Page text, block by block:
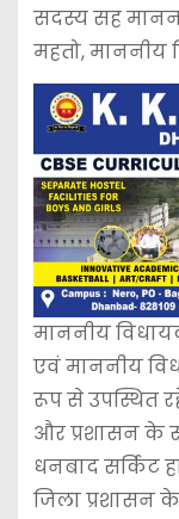
सदस्य सह
महतो, माननीय
माननीय
एवं माननीय
रूप से उपस्थित
और प्रशासन के
धनबाद सर्किट
जिला प्रशासन